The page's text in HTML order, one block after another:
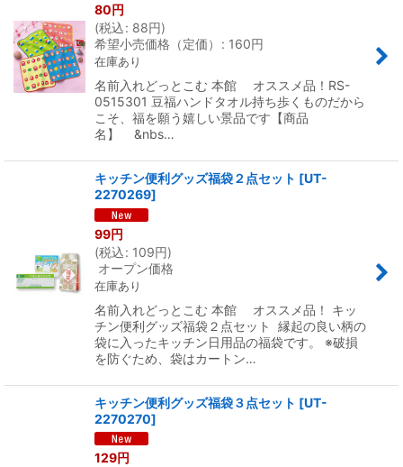
80円
(税込: 88円)
希望小売価格（定価）
: 160円
在庫あり
名前入れどっとこむ 本館 オススメ品！RS-
0515301 豆福ハンドタオル持ち歩くものだから
こそ、福を願う嬉しい景品です【商品
名】 &nbs…
キッチン便利グッズ福袋２点セット [UT-
2270269]
99円
(税込: 109円)
オープン価格
在庫あり
名前入れどっとこむ 本館 オススメ品！ キッ
チン便利グッズ福袋２点セット 縁起の良い柄の
袋に入ったキッチン日用品の福袋です。 ※破損
を防ぐため、袋はカートン…
キッチン便利グッズ福袋３点セット [UT-
2270270]
129円